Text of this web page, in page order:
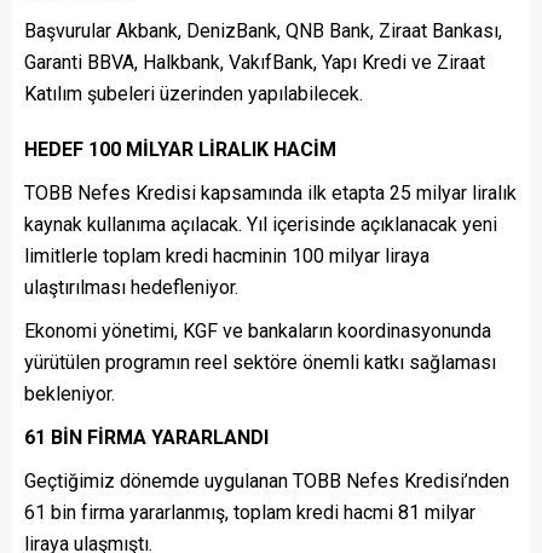
Başvurular Akbank, DenizBank, QNB Bank, Ziraat Bankası,
Garanti BBVA, Halkbank, VakıfBank, Yapı Kredi ve Ziraat
Katılım şubeleri üzerinden yapılabilecek.
HEDEF 100 MİLYAR LİRALIK HACİM
TOBB Nefes Kredisi kapsamında ilk etapta 25 milyar liralık
kaynak kullanıma açılacak. Yıl içerisinde açıklanacak yeni
limitlerle toplam kredi hacminin 100 milyar liraya
ulaştırılması hedefleniyor.
Ekonomi yönetimi, KGF ve bankaların koordinasyonunda
yürütülen programın reel sektöre önemli katkı sağlaması
bekleniyor.
61 BİN FİRMA YARARLANDI
Geçtiğimiz dönemde uygulanan TOBB Nefes Kredisi’nden
61 bin firma yararlanmış, toplam kredi hacmi 81 milyar
liraya ulaşmıştı.